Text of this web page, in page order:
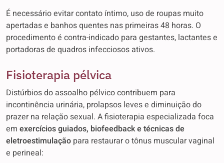
É necessário evitar contato íntimo, uso de roupas muito
apertadas e banhos quentes nas primeiras 48 horas. O
procedimento é contra-indicado para gestantes, lactantes e
portadoras de quadros infecciosos ativos.
Fisioterapia pélvica
Distúrbios do assoalho pélvico contribuem para
incontinência urinária, prolapsos leves e diminuição do
prazer na relação sexual. A fisioterapia especializada foca
em exercícios guiados, biofeedback e técnicas de
eletroestimulação para restaurar o tônus muscular vaginal
e perineal: